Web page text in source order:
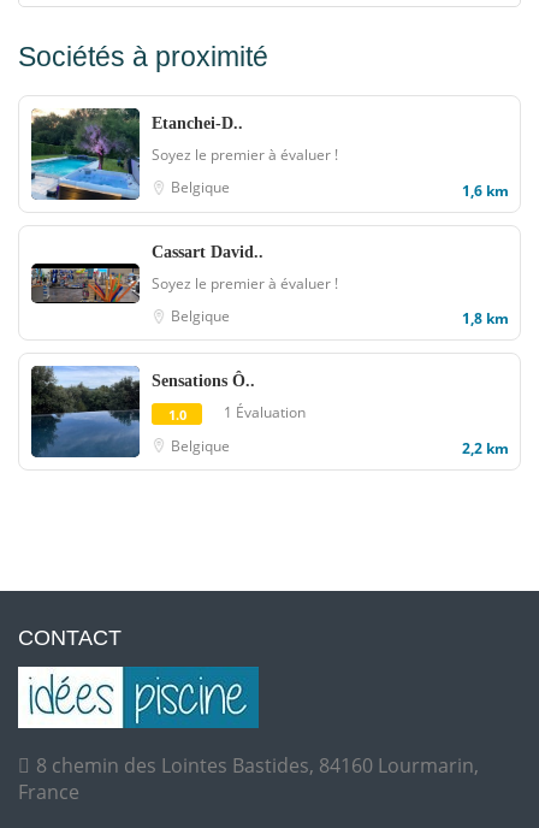
Sociétés à proximité
Etanchei-D..
Soyez le premier à évaluer !
Belgique
1,6 km
Cassart David..
Soyez le premier à évaluer !
Belgique
1,8 km
Sensations Ô..
1.0
1 Évaluation
Belgique
2,2 km
CONTACT
8 chemin des Lointes Bastides, 84160 Lourmarin,
France